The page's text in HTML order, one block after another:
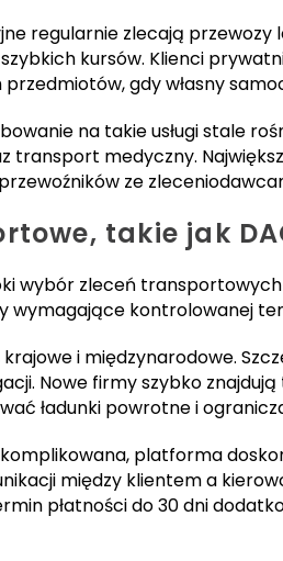
regularnie zlecają
kursów. Klienci
gdy własny
na takie usługi stale
medyczny.
ze
takie jak
wybór zleceń
wymagające kontrolowanej
i międzynarodowe.
Nowe firmy szybko
ładunki powrotne i
platforma
między klientem a
płatności do 30 dni